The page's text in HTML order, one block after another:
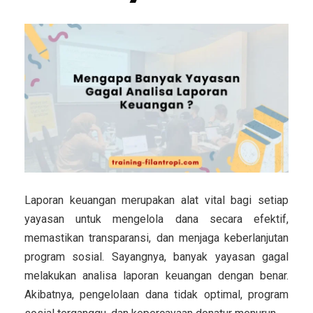
Laporan keuangan merupakan alat vital bagi setiap
yayasan untuk mengelola dana secara efektif,
memastikan transparansi, dan menjaga keberlanjutan
program sosial. Sayangnya, banyak yayasan gagal
melakukan analisa laporan keuangan dengan benar.
Akibatnya, pengelolaan dana tidak optimal, program